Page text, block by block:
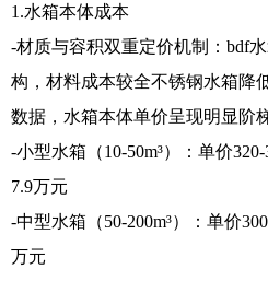
1.水箱本体成本
-材质与容积双重定价机制：bdf
构，材料成本较全不锈钢水箱降
数据，水箱本体单价呈现明显阶
-小型水箱（10-50m³）：单价
7.9万元
-中型水箱（50-200m³）：单价
万元